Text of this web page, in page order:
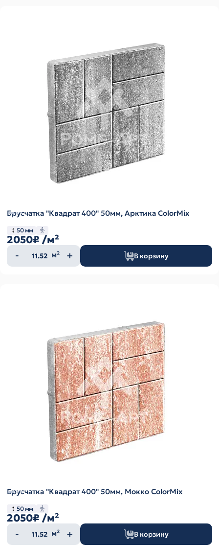
Брусчатка "Квадрат 400" 50мм, Арктика ColorMix
50 мм
2050₽ /м²
Количество
товара
м² В корзину
Брусчатка "Квадрат 400" 50мм, Мокко ColorMix
50 мм
2050₽ /м²
Количество
товара
м² В корзину